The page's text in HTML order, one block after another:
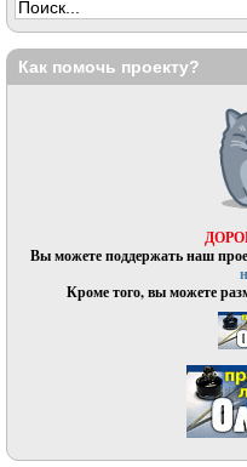
Как помочь проекту?
Вы можете поддержать наш
Кроме того, вы можете